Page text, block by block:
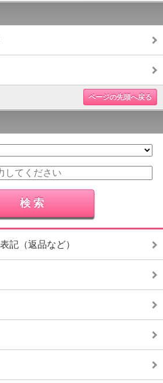
ページの先頭へ戻る
記（返品など）